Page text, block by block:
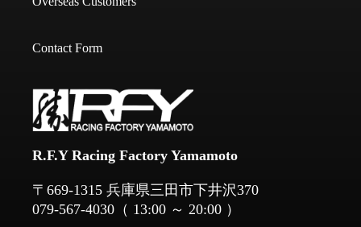
R.F.Y Racing Factory Yamamoto
​​​​​​​〒669-1315 兵庫県三田市下井沢370
079-567-4030（ 13:00 ～ 20:00 ）
Contact Form